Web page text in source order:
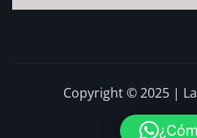
Copyright © 2025 |